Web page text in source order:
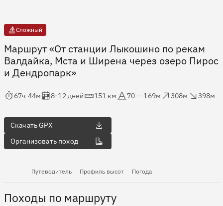
Сложный
Маршрут «От станции Лыкошино по рекам
Валдайка, Мста и Ширена через озеро Пирос
и Дендропарк»
в пути
67ч 44м
Оценка в днях
8-12 дней
Дистанция
151 км
70 — 169м
308м
398м
Скачать GPX
Организовать поход
Путеводитель Профиль высот Погода
Походы по маршруту